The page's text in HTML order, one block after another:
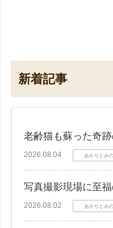
新着記事
老齢猫も蘇った奇
2026.08.04 あかりとみ
写真撮影現場に至
2026.08.02 あかりとみ